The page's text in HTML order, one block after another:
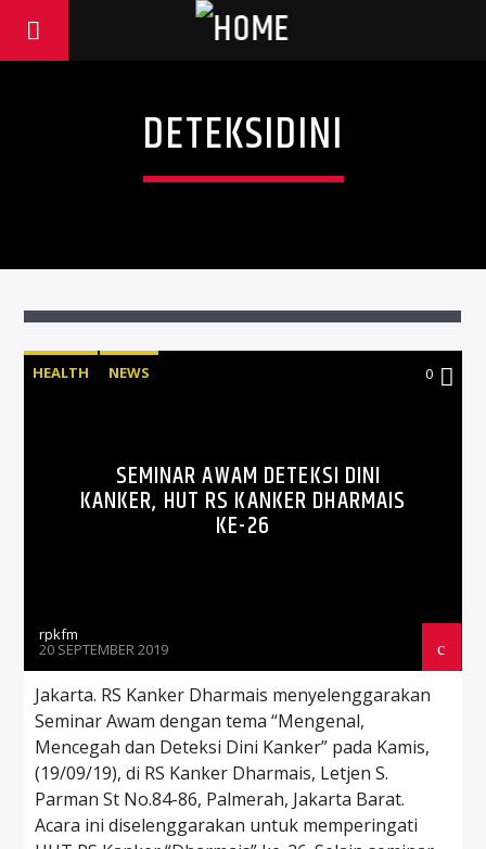
DETEKSIDINI
HEALTH NEWS 0
SEMINAR AWAM DETEKSI DINI
KANKER, HUT RS KANKER DHARMAIS
KE-26
rpkfm
20 SEPTEMBER 2019
Jakarta. RS Kanker Dharmais menyelenggarakan
Seminar Awam dengan tema “Mengenal,
Mencegah dan Deteksi Dini Kanker” pada Kamis,
(19/09/19), di RS Kanker Dharmais, Letjen S.
Parman St No.84-86, Palmerah, Jakarta Barat.
Acara ini diselenggarakan untuk memperingati